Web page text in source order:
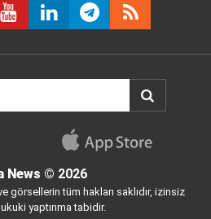
News © 2026
görsellerin tüm hakları saklıdır, izinsiz
yaptırıma tabidir.